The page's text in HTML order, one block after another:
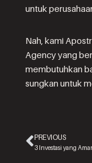
untuk
Nah, kami
Agency yang
membutuhkan
sungkan untuk
PREVIOUS